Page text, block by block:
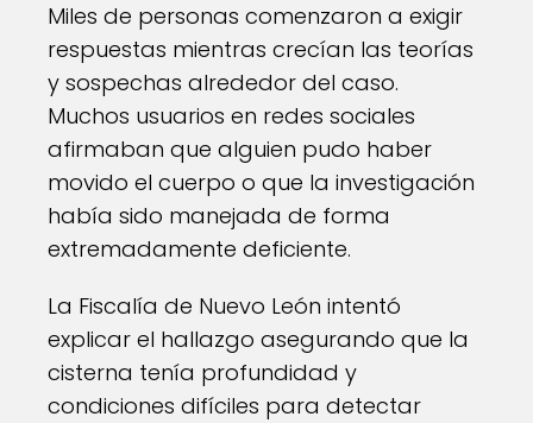
Miles de personas comenzaron a exigir
respuestas mientras crecían las teorías
y sospechas alrededor del caso.
Muchos usuarios en redes sociales
afirmaban que alguien pudo haber
movido el cuerpo o que la investigación
había sido manejada de forma
extremadamente deficiente.
La Fiscalía de Nuevo León intentó
explicar el hallazgo asegurando que la
cisterna tenía profundidad y
condiciones difíciles para detectar